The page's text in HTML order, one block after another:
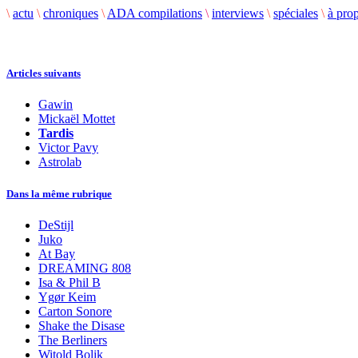
\ actu \ chroniques \ ADA compilations \ interviews \ spéciales \ à
Articles suivants
Gawin
Mickaël Mottet
Tardis
Victor Pavy
Astrolab
Dans la même rubrique
DeStijl
Juko
At Bay
DREAMING 808
Isa & Phil B
Ygør Keim
Carton Sonore
Shake the Disase
The Berliners
Witold Bolik